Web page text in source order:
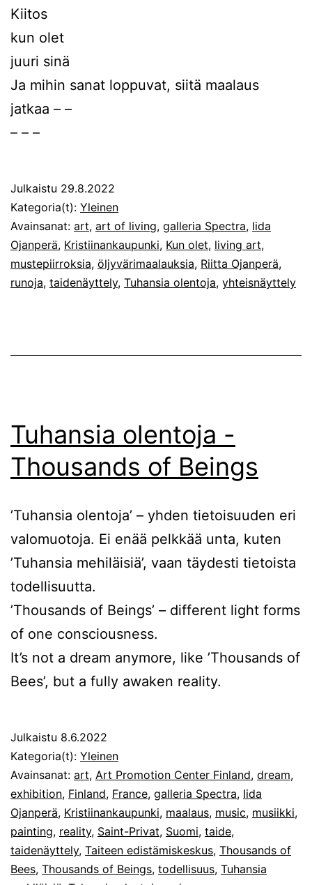
Kiitos
kun olet
juuri sinä
Ja mihin sanat loppuvat, siitä maalaus
jatkaa – –
– – –
Julkaistu 29.8.2022
Kategoria(t): Yleinen
Avainsanat: art, art of living, galleria Spectra, Iida
Ojanperä, Kristiinankaupunki, Kun olet, living art,
mustepiirroksia, öljyvärimaalauksia, Riitta Ojanperä,
runoja, taidenäyttely, Tuhansia olentoja, yhteisnäyttely
Tuhansia olentoja -
Thousands of Beings
’Tuhansia olentoja’ – yhden tietoisuuden eri
valomuotoja. Ei enää pelkkää unta, kuten
’Tuhansia mehiläisiä’, vaan täydesti tietoista
todellisuutta.
’Thousands of Beings’ – different light forms
of one consciousness.
It’s not a dream anymore, like ’Thousands of
Bees’, but a fully awaken reality.
Julkaistu 8.6.2022
Kategoria(t): Yleinen
Avainsanat: art, Art Promotion Center Finland, dream,
exhibition, Finland, France, galleria Spectra, Iida
Ojanperä, Kristiinankaupunki, maalaus, music, musiikki,
painting, reality, Saint-Privat, Suomi, taide,
taidenäyttely, Taiteen edistämiskeskus, Thousands of
Bees, Thousands of Beings, todellisuus, Tuhansia